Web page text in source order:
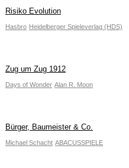
Risiko Evolution
Hasbro Heidelberger Spieleverlag (HDS)
Zug um Zug 1912
Days of Wonder Alan R. Moon
Bürger, Baumeister & Co.
Michael Schacht ABACUSSPIELE